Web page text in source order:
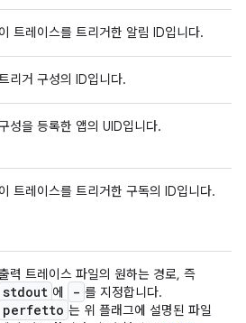
이 트레이스를 트리거한 알림 ID입니다.
리거 구성의 ID입니다.
성을 등록한 앱의 UID입니다.
이 트레이스를 트리거한 구독의 ID입니다.
력 트레이스 파일의 원하는 경로, 즉
stdout 에 - 를 지정합니다.
perfetto 는 위 플래그에 설명된 파일